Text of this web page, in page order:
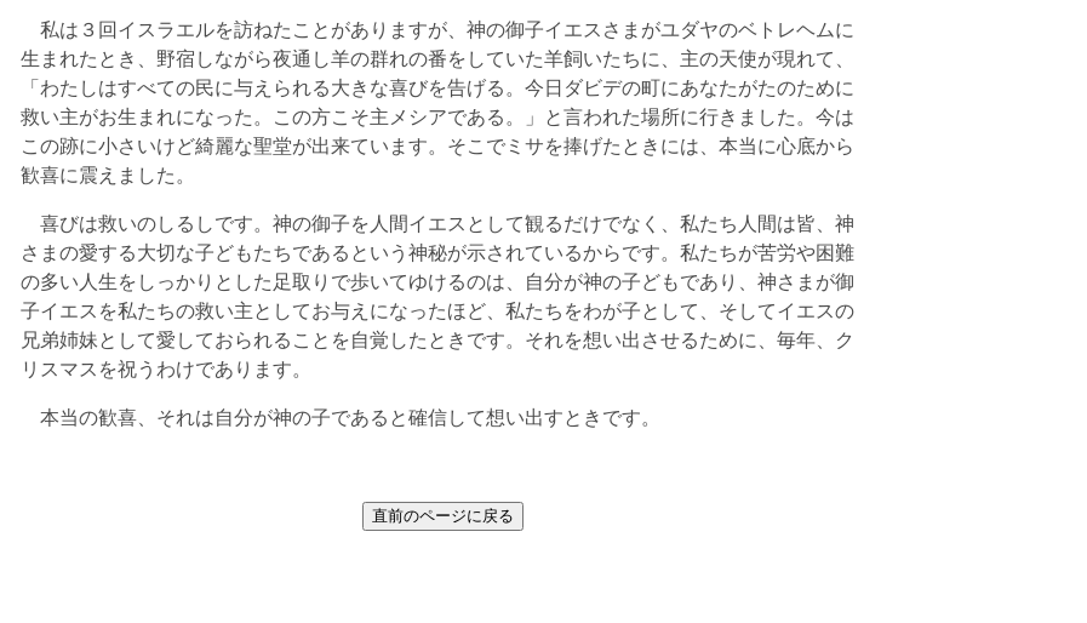
私は３回イスラエルを訪ねたことがありますが、神の御子イエスさまがユダヤのベトレヘムに
生まれたとき、野宿しながら夜通し羊の群れの番をしていた羊飼いたちに、主の天使が現れて、
「わたしはすべての民に与えられる大きな喜びを告げる。今日ダビデの町にあなたがたのために
救い主がお生まれになった。この方こそ主メシアである。」と言われた場所に行きました。今は
この跡に小さいけど綺麗な聖堂が出来ています。そこでミサを捧げたときには、本当に心底から
歓喜に震えました。
喜びは救いのしるしです。神の御子を人間イエスとして観るだけでなく、私たち人間は皆、神
さまの愛する大切な子どもたちであるという神秘が示されているからです。私たちが苦労や困難
の多い人生をしっかりとした足取りで歩いてゆけるのは、自分が神の子どもであり、神さまが御
子イエスを私たちの救い主としてお与えになったほど、私たちをわが子として、そしてイエスの
兄弟姉妹として愛しておられることを自覚したときです。それを想い出させるために、毎年、ク
リスマスを祝うわけであります。
本当の歓喜、それは自分が神の子であると確信して想い出すときです。